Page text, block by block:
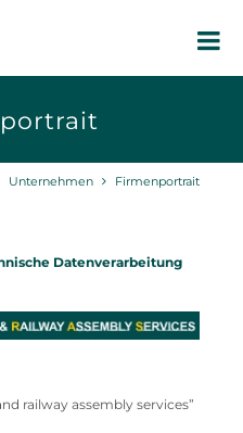
Unternehmen Firmenportrait
Datenverarbeitung
railway assembly services”